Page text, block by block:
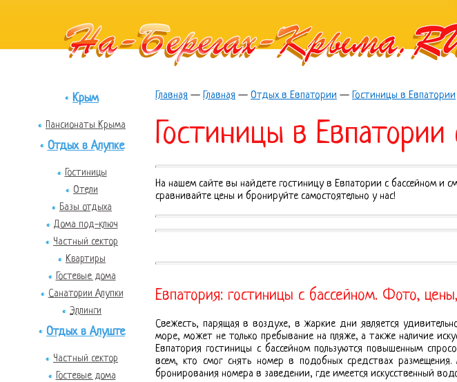
Крым
Пансионаты Крыма
Отдых в Алупке
Гостиницы
Отели
Базы отдыха
Дома под-ключ
Частный сектор
Квартиры
Гостевые дома
Санатории Алупки
Эллинги
Отдых в Алуште
Частный сектор
Гостевые дома
Главная — Главная — Отдых в Евпатории — Гостиницы в Евпатории
Гостиницы в
На нашем сайте вы найдете гостиницу в Евпатории с бассейном и
сравнивайте цены и бронируйте самостоятельно у нас!
Евпатория: гостиницы с бассейном. Фото,
Свежесть, парящая в воздухе, в жаркие дни является
море, может не только пребывание на пляже, а также наличие
Евпатория гостиницы с бассейном пользуются повышенным
всем, кто смог снять номер в подобных средствах
бронирования номера в заведении, где имеется искусственный